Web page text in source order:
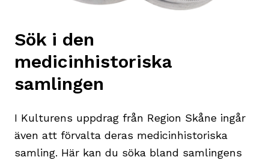
Sök i den
medicinhistoriska
samlingen
I Kulturens uppdrag från Region Skåne ingår
även att förvalta deras medicinhistoriska
samling. Här kan du söka bland samlingens